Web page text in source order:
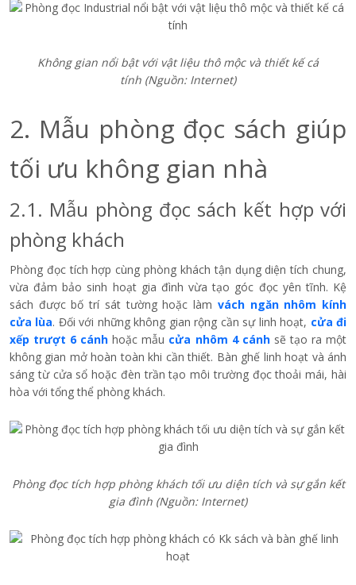
Không gian nổi bật với vật liệu thô mộc và thiết kế cá
tính (Nguồn: Internet)
2. Mẫu phòng đọc sách giúp
tối ưu không gian nhà
2.1. Mẫu phòng đọc sách kết hợp với
phòng khách
Phòng đọc tích hợp cùng phòng khách tận dụng diện tích chung,
vừa đảm bảo sinh hoạt gia đình vừa tạo góc đọc yên tĩnh. Kệ
sách được bố trí sát tường hoặc làm vách ngăn nhôm kính
cửa lùa. Đối với những không gian rộng cần sự linh hoạt, cửa đi
xếp trượt 6 cánh hoặc mẫu cửa nhôm 4 cánhsẽ tạo ra một
không gian mở hoàn toàn khi cần thiết. Bàn ghế linh hoạt và ánh
sáng từ cửa sổ hoặc đèn trần tạo môi trường đọc thoải mái, hài
hòa với tổng thể phòng khách.
Phòng đọc tích hợp phòng khách tối ưu diện tích và sự gắn kết
gia đình (Nguồn: Internet)